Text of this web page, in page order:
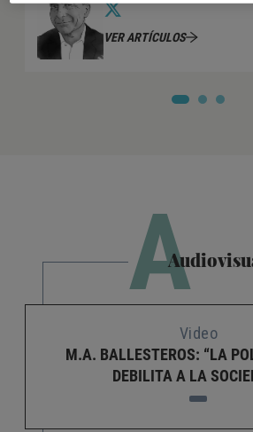
VER ARTÍCULOS
A
Video
M.A. BALLESTEROS: “LA
DEBILITA A LA